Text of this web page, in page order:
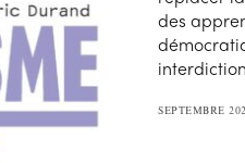
des
SEPTEMBRE